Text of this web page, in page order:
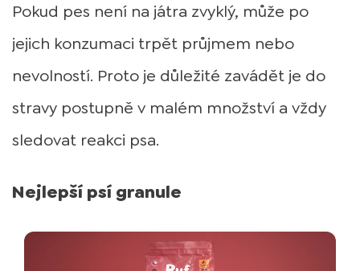
Pokud pes není na játra zvyklý, může po
jejich konzumaci trpět průjmem nebo
nevolností. Proto je důležité zavádět je do
stravy postupně v malém množství a vždy
sledovat reakci psa.
Nejlepší psí granule